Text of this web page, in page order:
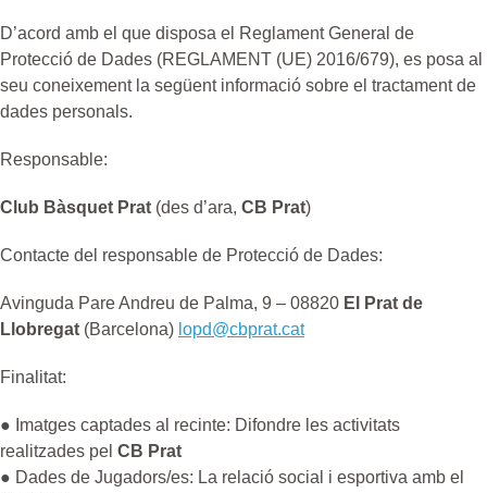
D’acord amb el que disposa el Reglament General de
Protecció de Dades (REGLAMENT (UE) 2016/679), es posa al
seu coneixement la següent informació sobre el tractament de
dades personals.
Responsable:
Club Bàsquet Prat (des d’ara, CB Prat)
Contacte del responsable de Protecció de Dades:
Avinguda Pare Andreu de Palma, 9 – 08820 El Prat de
Llobregat (Barcelona) lopd@cbprat.cat
Finalitat:
● Imatges captades al recinte: Difondre les activitats
realitzades pel CB Prat
● Dades de Jugadors/es: La relació social i esportiva amb el